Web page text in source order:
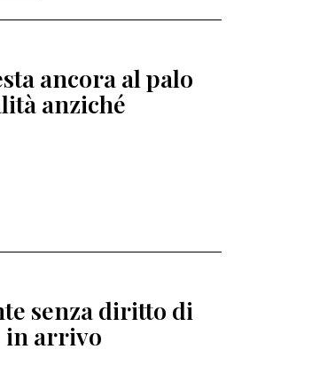
ancora al palo
anziché
senza diritto di
in arrivo